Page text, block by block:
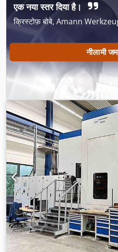
एक नया स्तर दिया है।
क्रिस्टोफ़ बोबे, Amann
नीलामी